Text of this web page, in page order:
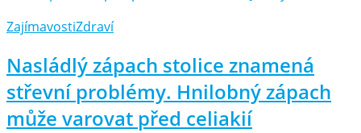
ZajímavostiZdraví
Nasládlý zápach stolice znamená
střevní problémy. Hnilobný zápach
může varovat před celiakií